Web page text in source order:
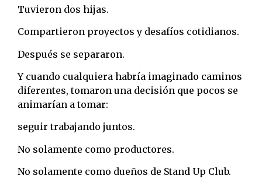
Tuvieron dos hijas.
Compartieron proyectos y desafíos cotidianos.
Después se separaron.
Y cuando cualquiera habría imaginado caminos
diferentes, tomaron una decisión que pocos se
animarían a tomar:
seguir trabajando juntos.
No solamente como productores.
No solamente como dueños de Stand Up Club.